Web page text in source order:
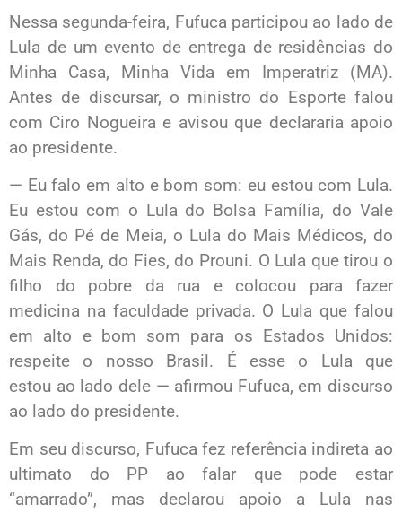
Nessa segunda-feira, Fufuca participou ao lado de
Lula de um evento de entrega de residências do
Minha Casa, Minha Vida em Imperatriz (MA).
Antes de discursar, o ministro do Esporte falou
com Ciro Nogueira e avisou que declararia apoio
ao presidente.
— Eu falo em alto e bom som: eu estou com Lula.
Eu estou com o Lula do Bolsa Família, do Vale
Gás, do Pé de Meia, o Lula do Mais Médicos, do
Mais Renda, do Fies, do Prouni. O Lula que tirou o
filho do pobre da rua e colocou para fazer
medicina na faculdade privada. O Lula que falou
em alto e bom som para os Estados Unidos:
respeite o nosso Brasil. É esse o Lula que
estou ao lado dele — afirmou Fufuca, em discurso
ao lado do presidente.
Em seu discurso, Fufuca fez referência indireta ao
ultimato do PP ao falar que pode estar
“amarrado”, mas declarou apoio a Lula nas